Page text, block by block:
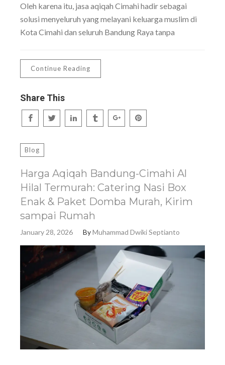
Oleh karena itu, jasa aqiqah Cimahi hadir sebagai
solusi menyeluruh yang melayani keluarga muslim di
Kota Cimahi dan seluruh Bandung Raya tanpa
Continue Reading
Share This
Blog
Harga Aqiqah Bandung-Cimahi Al
Hilal Termurah: Catering Nasi Box
Enak & Paket Domba Murah, Kirim
sampai Rumah
January 28, 2026 ByMuhammad Dwiki Septianto